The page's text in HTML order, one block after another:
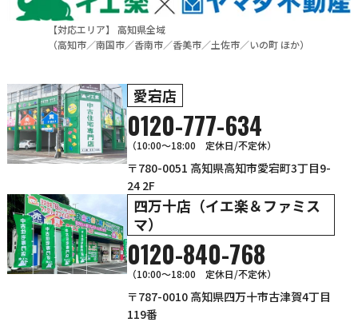
【対応エリア】 高知県全域
（高知市／南国市／香南市／香美市／土佐市／いの町 ほか）
愛宕店
0120-777-634
（10:00～18:00 定休日/不定休）
〒780-0051 高知県高知市愛宕町3丁目9-
24 2F
四万十店（イエ楽＆ファミス
マ）
0120-840-768
（10:00〜18:00 定休日/不定休）
〒787-0010 高知県四万十市古津賀4丁目
119番